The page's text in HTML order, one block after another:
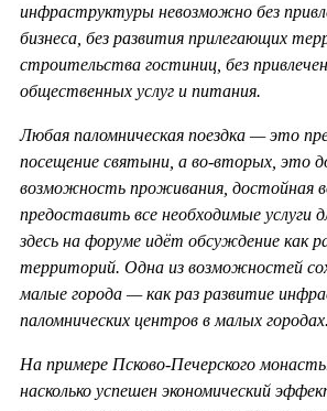
инфраструктуры невозможно без
бизнеса, без развития прилегающих
строительства гостиниц, без
общественных услуг и питания.
Любая паломническая поездка — это
посещение святыни, а во-вторых, это
возможность проживания, достойная
предоставить все необходимые услуги
здесь на форуме идёт обсуждение как
территорий. Одна из возможностей
малые города — как раз развитие
паломнических центров в малых городах.
На примере Псково-Печерского
насколько успешен экономический